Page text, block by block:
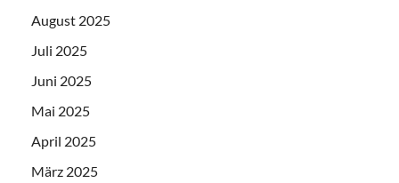
August 2025
Juli 2025
Juni 2025
Mai 2025
April 2025
März 2025